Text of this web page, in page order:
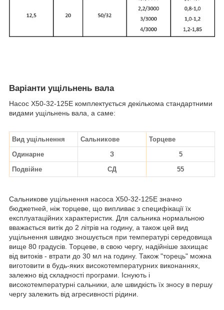
Варіанти ущільнень вала
Насос Х50-32-125Е комплектується декількома стандартними
видами ущільнень вала, а саме:
Вид ущільнення Сальникове
Торцеве
Одинарне
З
5
Подвійне
СД 55
Сальникове ущільнення насоса Х50-32-125Е значно
бюджетней, ніж торцеве, що випливає з специфікації їх
експлуатаційних характеристик. Для сальника нормальною
вважається витік до 2 літрів на годину, а також цей вид
ущільнення швидко зношується при температурі середовища
вище 80 градусів. Торцеве, в свою чергу, надійніше захищає
від витоків - втрати до 30 мл на годину. Також "торець" можна
виготовити в будь-яких високотемпературних виконаннях,
залежно від складності програми. Існують і
високотемпературні сальники, але швидкість їх зносу в першу
чергу залежить від агресивності рідини.